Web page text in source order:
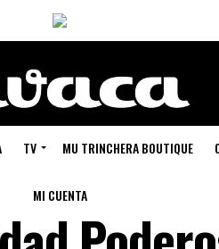
TV MU TRINCHERA BOUTIQUE
MI CUENTA